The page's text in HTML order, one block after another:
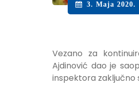
3. Maja 2020.
Vezano za
Ajdinović dao je
inspektora zaključno